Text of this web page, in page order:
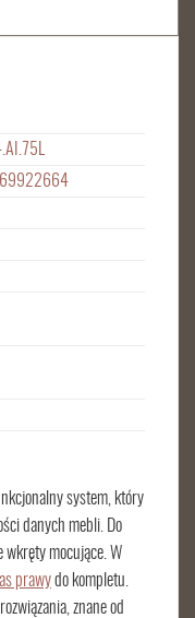
system, który
danych mebli. Do
wkręty mocujące. W
prawydo kompletu.
znane od